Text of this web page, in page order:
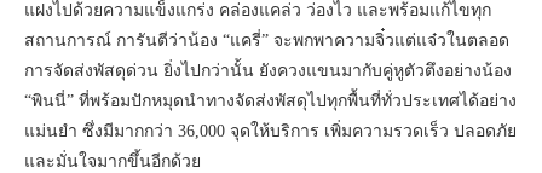
แฝงไปด้วยความแข็งแกร่ง คล่องแคล่ว ว่องไว และพร้อมแก้ไขทุก
สถานการณ์ การันตีว่าน้อง “แครี่” จะพกพาความจิ๋วแต่แจ๋วในตลอด
การจัดส่งพัสดุด่วน ยิ่งไปกว่านั้น ยังควงแขนมากับคู่หูตัวตึงอย่างน้อง
“พินนี่” ที่พร้อมปักหมุดนำทางจัดส่งพัสดุไปทุกพื้นที่ทั่วประเทศได้อย่าง
แม่นยำ ซึ่งมีมากกว่า 36,000 จุดให้บริการ เพิ่มความรวดเร็ว ปลอดภัย
และมั่นใจมากขึ้นอีกด้วย